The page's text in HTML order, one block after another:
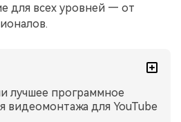
для всех уровней — от
лучшее программное
видеомонтажа для YouTube